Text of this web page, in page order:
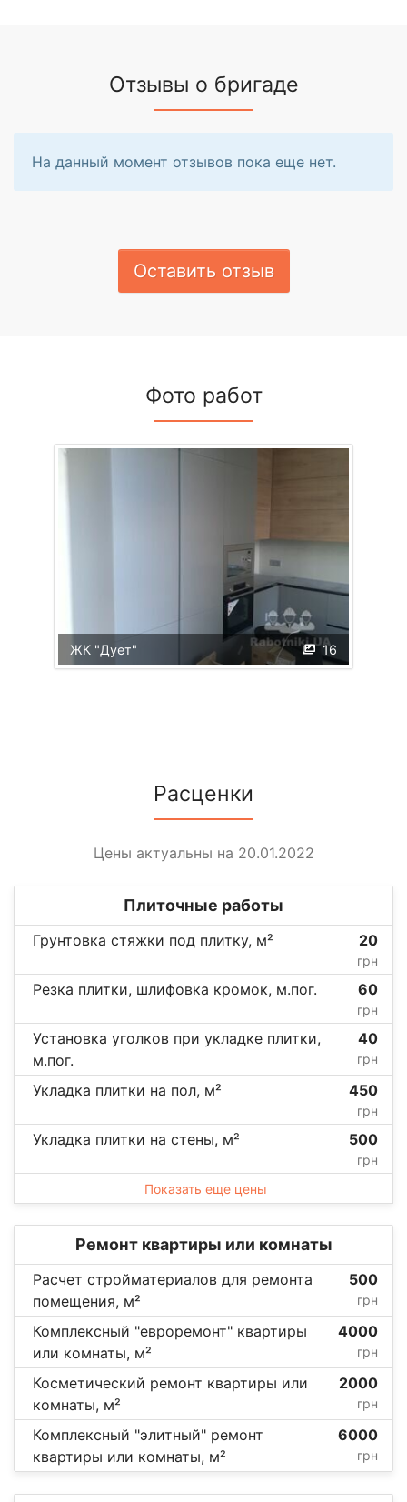
Отзывы о бригаде
На данный момент отзывов пока еще нет.
Оставить отзыв
Фото работ
16
ЖК "Дует"
Расценки
Цены актуальны на 20.01.2022
Плиточные работы
Грунтовка стяжки под плитку, м² 20
грн
Резка плитки, шлифовка кромок, м.пог. 60
грн
Установка уголков при укладке плитки,
м.пог.
40
грн
Укладка плитки на пол, м² 450
грн
Укладка плитки на стены, м² 500
грн
Показать еще цены
Ремонт квартиры или комнаты
Расчет стройматериалов для ремонта
помещения, м²
500
грн
Комплексный "евроремонт" квартиры
или комнаты, м²
4000
грн
Косметический ремонт квартиры или
комнаты, м²
2000
грн
Комплексный "элитный" ремонт
квартиры или комнаты, м²
6000
грн